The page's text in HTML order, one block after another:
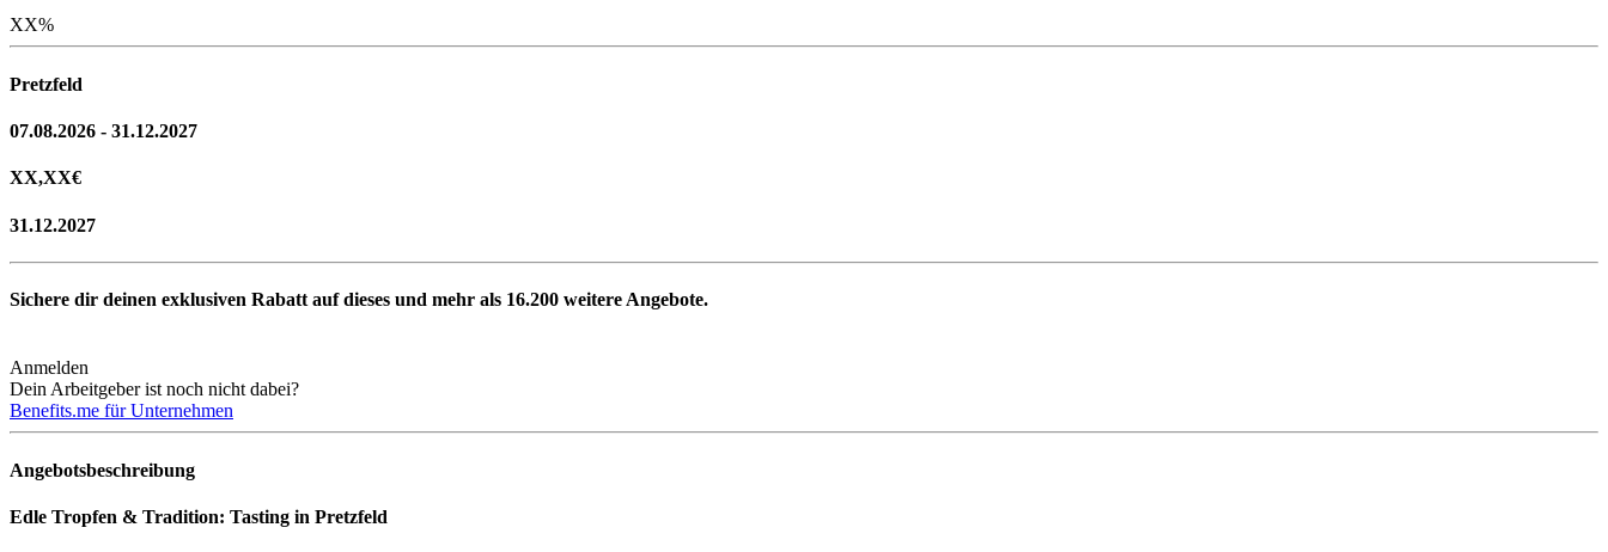
XX%
Pretzfeld
07.08.2026 - 31.12.2027
XX,XX€
31.12.2027
Sichere dir deinen exklusiven Rabatt auf dieses und mehr als 16.200 weitere Angebote.
Anmelden
Dein Arbeitgeber ist noch nicht dabei?
Benefits.me für Unternehmen
Angebotsbeschreibung
Edle Tropfen & Tradition: Tasting in Pretzfeld